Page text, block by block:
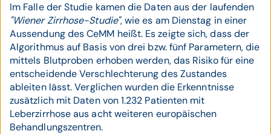
Im Falle der Studie kamen die Daten aus der laufenden
"Wiener Zirrhose-Studie", wie es am Dienstag in einer
Aussendung des CeMM heißt. Es zeigte sich, dass der
Algorithmus auf Basis von drei bzw. fünf Parametern, die
mittels Blutproben erhoben werden, das Risiko für eine
entscheidende Verschlechterung des Zustandes
ableiten lässt. Verglichen wurden die Erkenntnisse
zusätzlich mit Daten von 1.232 Patienten mit
Leberzirrhose aus acht weiteren europäischen
Behandlungszentren.